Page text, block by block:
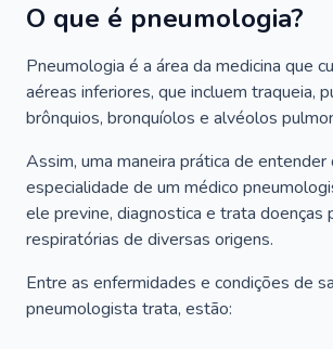
O que é pneumologia?
Pneumologia é a área da medicina que
aéreas inferiores, que incluem traqueia,
brônquios, bronquíolos e alvéolos
Assim, uma maneira prática de entender
especialidade de um médico
ele previne, diagnostica e trata doenças
respiratórias de diversas origens.
Entre as enfermidades e condições de
pneumologista trata, estão: